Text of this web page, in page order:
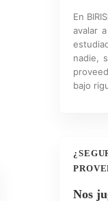
En
avalar
nadie,
bajo
Nos